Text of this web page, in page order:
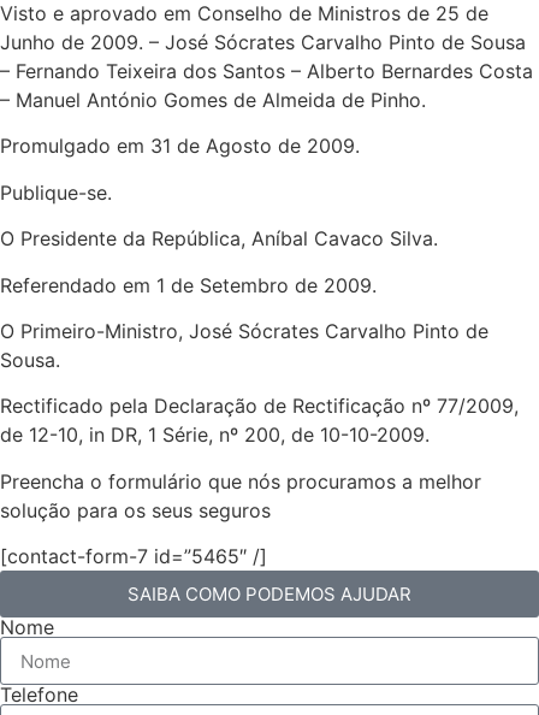
Visto e aprovado em Conselho de Ministros de 25 de
Junho de 2009. – José Sócrates Carvalho Pinto de Sousa
– Fernando Teixeira dos Santos – Alberto Bernardes Costa
– Manuel António Gomes de Almeida de Pinho.​
Promulgado em 31 de Agosto de 2009.​
Publique-se.​
O Presidente da República, Aníbal Cavaco Silva.
Referendado em 1 de Setembro de 2009.
O Primeiro-Ministro, José Sócrates Carvalho Pinto de
Sousa.
Rectificado pela Declaração de Rectificação nº 77/2009,
de 12-10, in DR, 1 Série, nº 200, de 10-10-2009.
Preencha o formulário que nós procuramos a melhor
solução para os seus seguros
[contact-form-7 id=”5465″ /]
SAIBA COMO PODEMOS AJUDAR
Nome
Telefone